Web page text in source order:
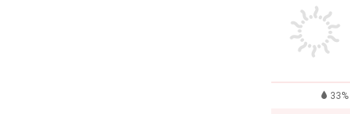
33%